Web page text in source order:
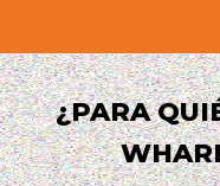
¿PARA